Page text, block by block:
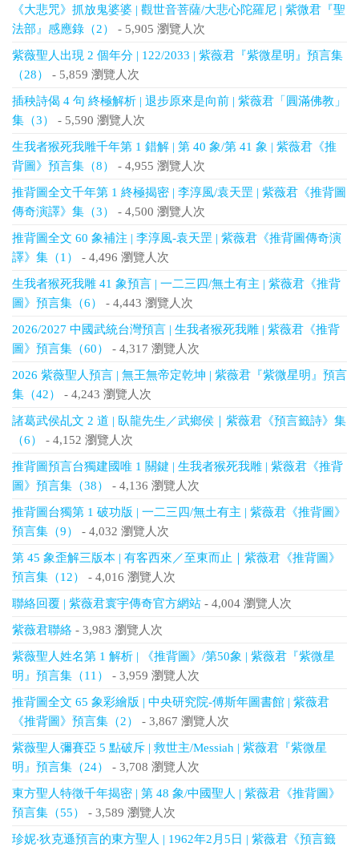
《大悲咒》抓放鬼婆婆 | 觀世音菩薩/大悲心陀羅尼 | 紫微君『聖
法部』感應錄（2）
- 5,905 瀏覽人次
紫薇聖人出現 2 個年分 | 122/2033 | 紫薇君『紫微星明』預言集
（28）
- 5,859 瀏覽人次
插秧詩偈 4 句 終極解析 | 退步原來是向前 | 紫薇君「圓滿佛教」
集（3）
- 5,590 瀏覽人次
生我者猴死我雕千年第 1 錯解 | 第 40 象/第 41 象 | 紫薇君《推
背圖》預言集（8）
- 4,955 瀏覽人次
推背圖全文千年第 1 終極揭密 | 李淳風/袁天罡 | 紫薇君《推背圖
傳奇演譯》集（3）
- 4,500 瀏覽人次
推背圖全文 60 象補注 | 李淳風-袁天罡 | 紫薇君《推背圖傳奇演
譯》集（1）
- 4,496 瀏覽人次
生我者猴死我雕 41 象預言 | 一二三四/無土有主 | 紫薇君《推背
圖》預言集（6）
- 4,443 瀏覽人次
2026/2027 中國武統台灣預言 | 生我者猴死我雕 | 紫薇君《推背
圖》預言集（60）
- 4,317 瀏覽人次
2026 紫薇聖人預言 | 無王無帝定乾坤 | 紫薇君『紫微星明』預言
集（42）
- 4,243 瀏覽人次
諸葛武侯乩文 2 道 | 臥龍先生／武鄉侯｜紫薇君《預言籤詩》集
（6）
- 4,152 瀏覽人次
推背圖預言台獨建國唯 1 關鍵 | 生我者猴死我雕 | 紫薇君《推背
圖》預言集（38）
- 4,136 瀏覽人次
推背圖台獨第 1 破功版 | 一二三四/無土有主 | 紫薇君《推背圖》
預言集（9）
- 4,032 瀏覽人次
第 45 象歪解三版本 | 有客西來／至東而止｜紫薇君《推背圖》
預言集（12）
- 4,016 瀏覽人次
聯絡回覆 | 紫薇君寰宇傳奇官方網站 - 4,004 瀏覽人次
紫薇君聯絡 - 3,983 瀏覽人次
紫薇聖人姓名第 1 解析 | 《推背圖》/第50象 | 紫薇君『紫微星
明』預言集（11）
- 3,959 瀏覽人次
推背圖全文 65 象彩繪版 | 中央研究院-傅斯年圖書館 | 紫薇君
《推背圖》預言集（2）
- 3,867 瀏覽人次
紫薇聖人彌賽亞 5 點破斥 | 救世主/Messiah | 紫薇君『紫微星
明』預言集（24）
- 3,708 瀏覽人次
東方聖人特徵千年揭密 | 第 48 象/中國聖人 | 紫薇君《推背圖》
預言集（55）
- 3,589 瀏覽人次
珍妮‧狄克遜預言的東方聖人 | 1962年2月5日 | 紫薇君《預言籤